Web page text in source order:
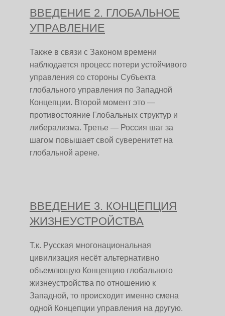
ВВЕДЕНИЕ 2. ГЛОБАЛЬНОЕ
УПРАВЛЕНИЕ
Также в связи с Законом времени
наблюдается процесс потери устойчивого
управления со стороны Субъекта
глобального управления по Западной
Концепции. Второй момент это —
противостояние Глобальных структур и
либерализма. Третье — Россия шаг за
шагом повышает свой суверенитет на
глобальной арене.
ВВЕДЕНИЕ 3. КОНЦЕПЦИЯ
ЖИЗНЕУСТРОЙСТВА
Т.к. Русская многонациональная
цивилизация несёт альтернативно
объемлющую Концепцию глобального
жизнеустройства по отношению к
Западной, то происходит именно смена
одной Концепции управления на другую.